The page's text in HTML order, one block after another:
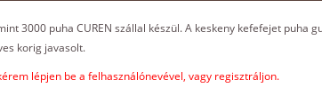
3000 puha CUREN szállal készül. A keskeny kefefejet puha
korig javasolt.
lépjen be a felhasználónevével, vagy regisztráljon.